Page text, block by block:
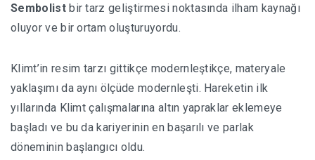
Sembolistbir tarz geliştirmesi noktasında ilham kaynağı
oluyor ve bir ortam oluşturuyordu.
Klimt’in resim tarzı gittikçe modernleştikçe, materyale
yaklaşımı da aynı ölçüde modernleşti. Hareketin ilk
yıllarında Klimt çalışmalarına altın yapraklar eklemeye
başladı ve bu da kariyerinin en başarılı ve parlak
döneminin başlangıcı oldu.